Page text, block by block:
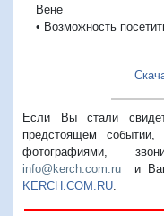
Вене
• Возможность
Если Вы стали
предстоящем событии,
фотографиями,
info@kerch.com.ru и
KERCH.COM.RU